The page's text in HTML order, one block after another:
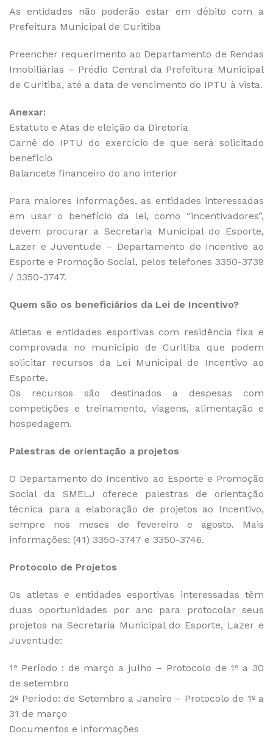
As entidades não poderão estar em débito com a
Prefeitura Municipal de Curitiba
Preencher requerimento ao Departamento de Rendas
Imobiliárias – Prédio Central da Prefeitura Municipal
de Curitiba, até a data de vencimento do IPTU à vista.
Anexar:
Estatuto e Atas de eleição da Diretoria
Carnê do IPTU do exercício de que será solicitado
benefício
Balancete financeiro do ano interior
Para maiores informações, as entidades interessadas
em usar o benefício da lei, como “incentivadores”,
devem procurar a Secretaria Municipal do Esporte,
Lazer e Juventude – Departamento do Incentivo ao
Esporte e Promoção Social, pelos telefones 3350-3739
/ 3350-3747.
Quem são os beneficiários da Lei de Incentivo?
Atletas e entidades esportivas com residência fixa e
comprovada no município de Curitiba que podem
solicitar recursos da Lei Municipal de Incentivo ao
Esporte.
Os recursos são destinados a despesas com
competições e treinamento, viagens, alimentação e
hospedagem.
Palestras de orientação a projetos
O Departamento do Incentivo ao Esporte e Promoção
Social da SMELJ oferece palestras de orientação
técnica para a elaboração de projetos ao Incentivo,
sempre nos meses de fevereiro e agosto. Mais
informações: (41) 3350-3747 e 3350-3746.
Protocolo de Projetos
Os atletas e entidades esportivas interessadas têm
duas oportunidades por ano para protocolar seus
projetos na Secretaria Municipal do Esporte, Lazer e
Juventude:
1º Período : de março a julho – Protocolo de 1º a 30
de setembro
2º Período: de Setembro a Janeiro – Protocolo de 1º a
31 de março
Documentos e informações